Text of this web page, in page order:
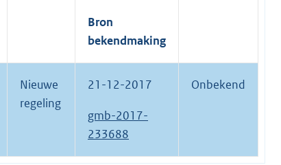
Bron
bekendmaking
Nieuwe
regeling
21-12-2017
gmb-2017-
233688
Onbekend